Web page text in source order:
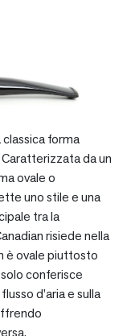
forma
da un
ovale o
uno stile e una
tra la
risiede nella
è ovale piuttosto
conferisce
d’aria e sulla